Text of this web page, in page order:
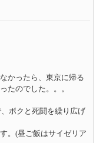
かったら、東京に帰る
たのでした。。。
ボクと死闘を繰り広げ
。(昼ご飯はサイゼリア